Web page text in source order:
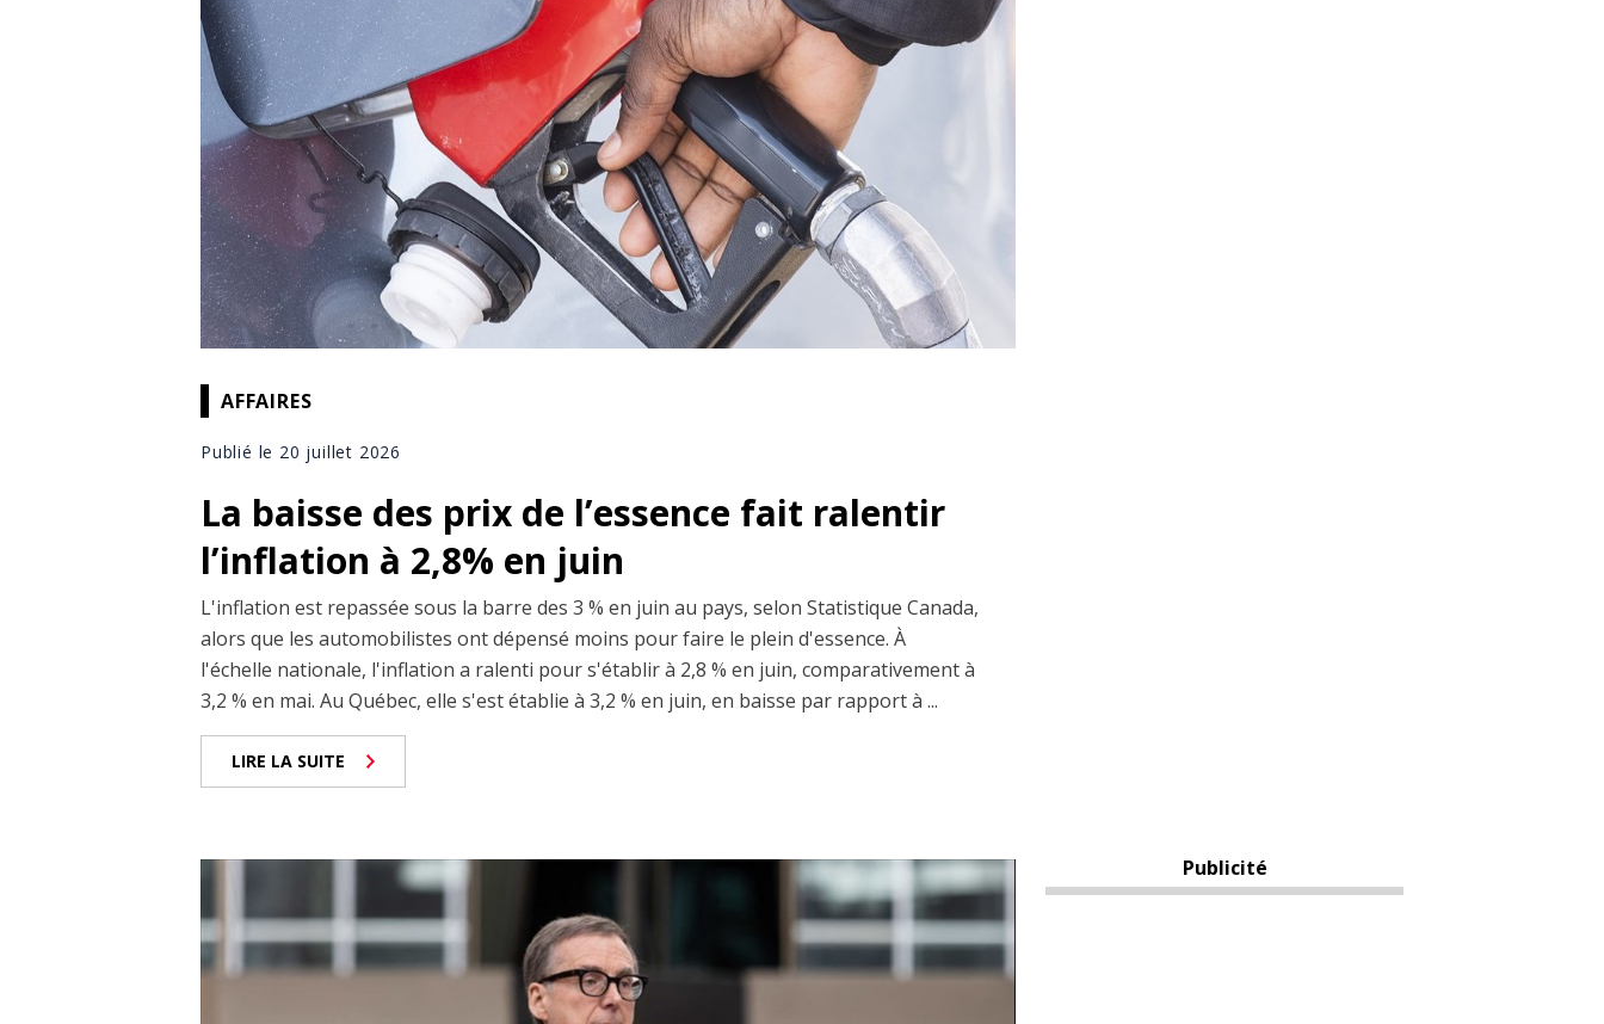
AFFAIRES
Publié le 20 juillet 2026
La baisse des prix de l’essence fait ralentir
l’inflation à 2,8% en juin
L'inflation est repassée sous la barre des 3 % en juin au pays, selon Statistique Canada,
alors que les automobilistes ont dépensé moins pour faire le plein d'essence. À
l'échelle nationale, l'inflation a ralenti pour s'établir à 2,8 % en juin, comparativement à
3,2 % en mai. Au Québec, elle s'est établie à 3,2 % en juin, en baisse par rapport à ...
LIRE LA SUITE
Publicité